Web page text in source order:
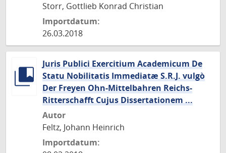
Storr, Gottlieb Konrad Christian
Importdatum:
26.03.2018
Juris Publici Exercitium Academicum De
Statu Nobilitatis Immediatæ S.R.J. vulgò
Der Freyen Ohn-Mittelbahren Reichs-
Ritterschafft Cujus Dissertationem ...
Autor
Feltz, Johann Heinrich
Importdatum: